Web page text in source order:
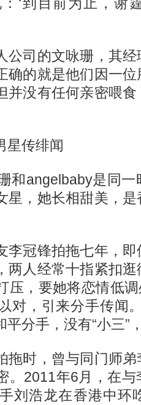
司的文咏珊，其经
确的就是他们因一
并没有任何亲密喂
传绯闻
angelbaby是同一
星，她长相甜美，
冠锋拍拖七年，即
两人经常十指紧扣
压，要她将恋情低
对，引来分手传闻
分手，没有“小三”
时，曾与同门师弟
。2011年6月，在
刘浩龙在香港中环